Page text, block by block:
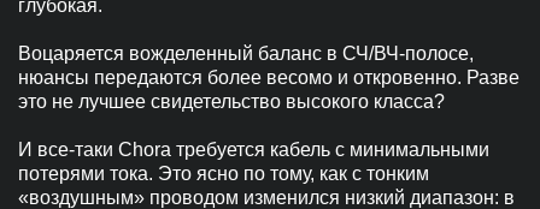
глубокая.
Воцаряется вожделенный баланс в СЧ/ВЧ-полосе,
нюансы передаются более весомо и откровенно. Разве
это не лучшее свидетельство высокого класса?
И все-таки Chora требуется кабель с минимальными
потерями тока. Это ясно по тому, как с тонким
«воздушным» проводом изменился низкий диапазон: в